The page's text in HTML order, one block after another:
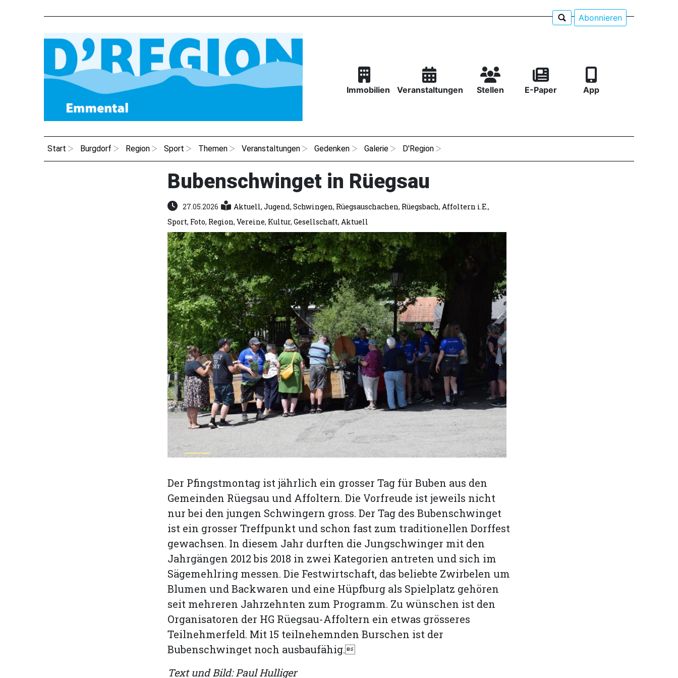
Abonnieren
Immobilien Veranstaltungen Stellen E-Paper App
Start Burgdorf Region Sport Themen Veranstaltungen Gedenken Galerie D'Region
Bubenschwinget in Rüegsau
27.05.2026 Aktuell, Jugend, Schwingen, Rüegsauschachen, Rüegsbach, Affoltern i.E.,
Sport, Foto, Region, Vereine, Kultur, Gesellschaft, Aktuell
Der Pfingstmontag ist jährlich ein grosser Tag für Buben aus den
Gemeinden Rüegsau und Affoltern. Die Vorfreude ist jeweils nicht
nur bei den jungen Schwingern gross. Der Tag des Bubenschwinget
ist ein grosser Treffpunkt und schon fast zum traditionellen Dorffest
gewachsen. In diesem Jahr durften die Jungschwinger mit den
Jahrgängen 2012 bis 2018 in zwei Kategorien antreten und sich im
Sägemehlring messen. Die Festwirtschaft, das beliebte Zwirbelen um
Blumen und Backwaren und eine Hüpfburg als Spielplatz gehören
seit mehreren Jahrzehnten zum Programm. Zu wünschen ist den
Organisatoren der HG Rüegsau-Affoltern ein etwas grösseres
Teilnehmerfeld. Mit 15 teilnehemnden Burschen ist der
Bubenschwinget noch ausbaufähig.
Text und Bild: Paul Hulliger